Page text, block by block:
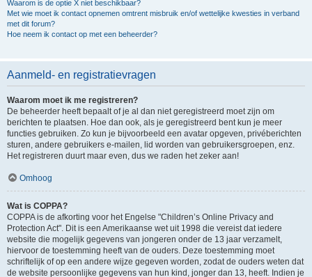
Waarom is de optie X niet beschikbaar?
Met wie moet ik contact opnemen omtrent misbruik en/of wettelijke kwesties in verband
met dit forum?
Hoe neem ik contact op met een beheerder?
Aanmeld- en registratievragen
Waarom moet ik me registreren?
De beheerder heeft bepaalt of je al dan niet geregistreerd moet zijn om
berichten te plaatsen. Hoe dan ook, als je geregistreerd bent kun je meer
functies gebruiken. Zo kun je bijvoorbeeld een avatar opgeven, privéberichten
sturen, andere gebruikers e-mailen, lid worden van gebruikersgroepen, enz.
Het registreren duurt maar even, dus we raden het zeker aan!
Omhoog
Wat is COPPA?
COPPA is de afkorting voor het Engelse "Children’s Online Privacy and
Protection Act". Dit is een Amerikaanse wet uit 1998 die vereist dat iedere
website die mogelijk gegevens van jongeren onder de 13 jaar verzamelt,
hiervoor de toestemming heeft van de ouders. Deze toestemming moet
schriftelijk of op een andere wijze gegeven worden, zodat de ouders weten dat
de website persoonlijke gegevens van hun kind, jonger dan 13, heeft. Indien je